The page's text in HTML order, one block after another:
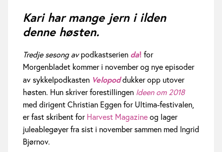
a
a
t
s
v
e
e
Kari har mange jern i ilden
denne høsten.
Tredje sesong avpodkastserien da! for
Morgenbladet kommer i november og nye episoder
av sykkelpodkasten Velopoddukker opp utover
høsten. Hun skriver forestillingen Ideen om 2018
med dirigent Christian Eggen for Ultima-festivalen,
er fast skribent for Harvest Magazine og lager
juleablegøyer fra sist i november sammen med Ingrid
Bjørnov.